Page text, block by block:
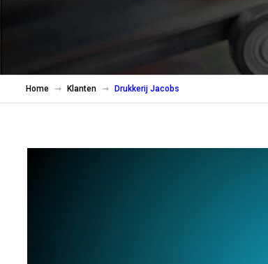
Home Klanten Drukkerij Jacobs